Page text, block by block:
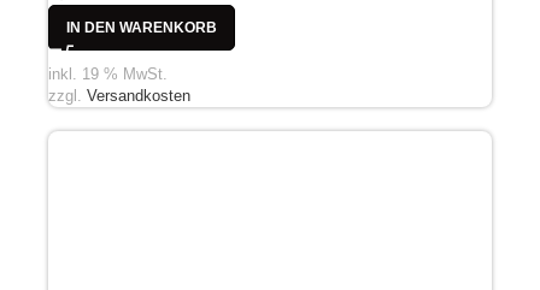
IN DEN WARENKORB
inkl. 19 % MwSt.
zzgl. Versandkosten